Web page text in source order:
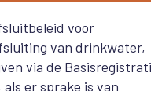
voor
van drinkwater,
via de
er sprake is van